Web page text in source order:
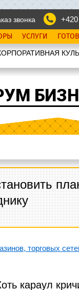
звонка
УСЛУГИ
торговых
караул